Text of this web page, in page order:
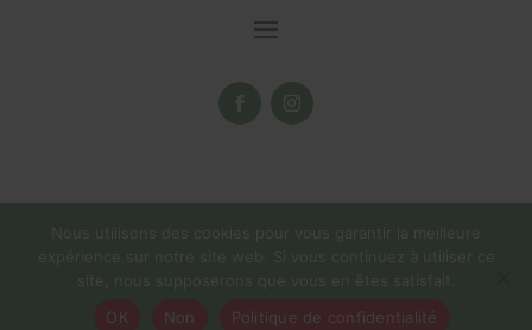
La boutique en ligne reste ouverte tout l'été! ☀️Pas d'expédition du
Nous utilisons des cookies pour vous garantir la meilleure
expérience sur notre site web. Si vous continuez à utiliser ce
site, nous supposerons que vous en êtes satisfait.
OK
Non Politique de confidentialité